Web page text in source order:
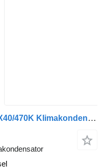
Carrier B12B (01.97-12.11) FKX40/470K Klimakondensator für Volvo B6, B7, B9, B10, B12 bus (1978-2011)